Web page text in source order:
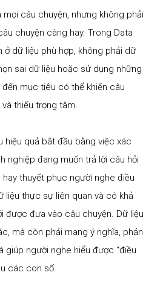
mọi câu chuyện, nhưng không phải
chuyện càng hay. Trong Data
ở dữ liệu phù hợp, không phải dữ
sai dữ liệu hoặc sử dụng những
mục tiêu có thể khiến câu
thiếu trọng tâm.
hiệu quả bắt đầu bằng việc xác
nghiệp đang muốn trả lời câu hỏi
hay thuyết phục người nghe điều
liệu thực sự liên quan và có khả
được đưa vào câu chuyện. Dữ liệu
mà còn phải mang ý nghĩa, phản
giúp người nghe hiểu được “điều
các con số.